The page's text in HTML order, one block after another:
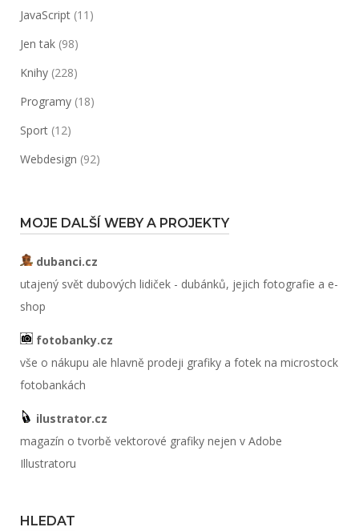
JavaScript (11)
Jen tak (98)
Knihy (228)
Programy (18)
Sport (12)
Webdesign (92)
MOJE DALŠÍ WEBY A PROJEKTY
dubanci.cz
utajený svět dubových lidiček - dubánků, jejich fotografie a e-
shop
fotobanky.cz
vše o nákupu ale hlavně prodeji grafiky a fotek na microstock
fotobankách
ilustrator.cz
magazín o tvorbě vektorové grafiky nejen v Adobe
Illustratoru
HLEDAT